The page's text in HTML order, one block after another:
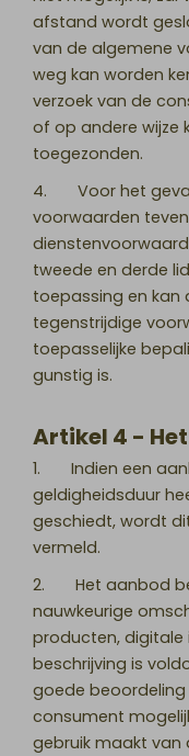
afstand wordt
van de algemene
weg kan worden
verzoek van de
of op andere wijze
toegezonden.
4. Voor het geval
voorwaarden
tweede en derde
toepassing en kan
tegenstrijdige
toepasselijke
gunstig is.
Artikel 4 -
1. Indien een
geldigheidsduur
geschiedt, wordt
vermeld.
2. Het aanbod
nauwkeurige
producten, digitale
beschrijving is
goede
consument
gebruik maakt van